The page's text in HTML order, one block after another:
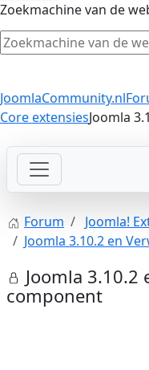
Zoekmachine van de
JoomlaCommunity.nl
Core extensiesJoomla
Forum Joomla!
Joomla 3.10.2 en
Joomla 3.10.2
component